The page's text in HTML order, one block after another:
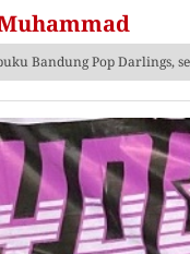
Bandung Pop Darlings,